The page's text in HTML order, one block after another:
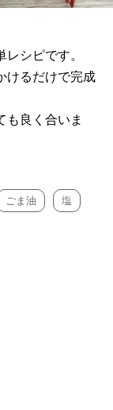
シピです。
けるだけで完成
も良く合いま
ごま油 塩